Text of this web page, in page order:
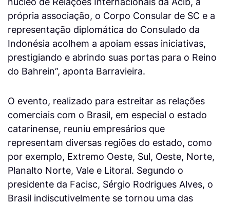
própria associação, o Corpo Consular de SC e a
representação diplomática do Consulado da
Indonésia acolhem a apoiam essas iniciativas,
prestigiando e abrindo suas portas para o Reino
do Bahrein”, aponta Barravieira.
O evento, realizado para estreitar as relações
comerciais com o Brasil, em especial o estado
catarinense, reuniu empresários que
representam diversas regiões do estado, como
por exemplo, Extremo Oeste, Sul, Oeste, Norte,
Planalto Norte, Vale e Litoral. Segundo o
presidente da Facisc, Sérgio Rodrigues Alves, o
Brasil indiscutivelmente se tornou uma das